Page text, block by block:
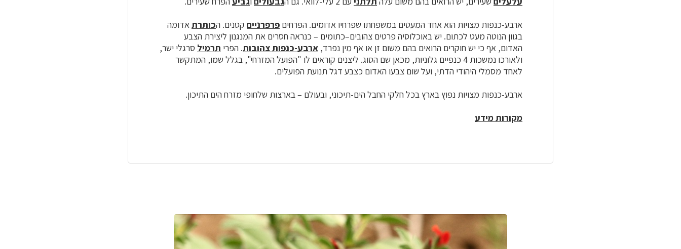
ארבע-כנפות מצויות הוא אחד המעטים במשפחתו שפרחיו אדומים. הפרחים פרפרניים קטנים. הכותרתאדומה
בגוון הנוטה מעט לכתום. יש באוכלוסיה פרטים צהובים–כתומים – כנראה חסרים את המנגנון ליצירת הצבע
האדום, אף כי יש חוקרים הרואים בהם משום זן או אף מין נפרד, ארבע-כנפות צהובות. הפרי תרמיל סרגלי ישר,
ולאורכו נמשכות 4 כנפיים גלוניות, מכאן שם הסוג. ליצנים קוראים לו "הפועל המזרחי", בגלל שמו, המתקשר
לאחד מסמלי היהודי הדתי, ועל שום צבעו האדום כצבע דגל תנועת הפועלים.
ארבע-כנפות מצויות נפוץ בארץ בכל חלקי החבל הים-תיכוני, ובעולם – בארצות שלחופי מזרח הים התיכון.
מקורות מידע